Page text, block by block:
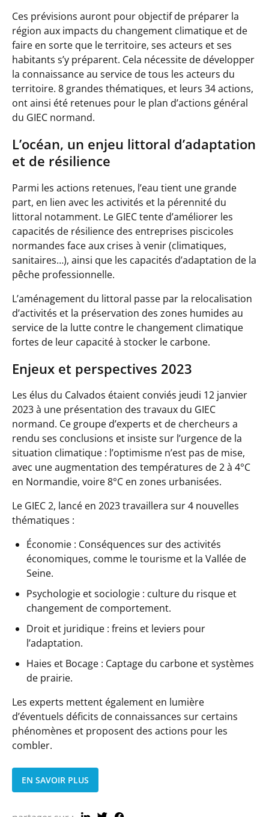
Ces prévisions auront pour objectif de préparer la
région aux impacts du changement climatique et de
faire en sorte que le territoire, ses acteurs et ses
habitants s’y préparent. Cela nécessite de développer
la connaissance au service de tous les acteurs du
territoire. 8 grandes thématiques, et leurs 34 actions,
ont ainsi été retenues pour le plan d’actions général
du GIEC normand.
L’océan, un enjeu littoral d’adaptation
et de résilience
Parmi les actions retenues, l’eau tient une grande
part, en lien avec les activités et la pérennité du
littoral notamment. Le GIEC tente d’améliorer les
capacités de résilience des entreprises piscicoles
normandes face aux crises à venir (climatiques,
sanitaires…), ainsi que les capacités d’adaptation de la
pêche professionnelle.
L’aménagement du littoral passe par la relocalisation
d’activités et la préservation des zones humides au
service de la lutte contre le changement climatique
fortes de leur capacité à stocker le carbone.
Enjeux et perspectives 2023
Les élus du Calvados étaient conviés jeudi 12 janvier
2023 à une présentation des travaux du GIEC
normand. Ce groupe d’experts et de chercheurs a
rendu ses conclusions et insiste sur l’urgence de la
situation climatique : l’optimisme n’est pas de mise,
avec une augmentation des températures de 2 à 4°C
en Normandie, voire 8°C en zones urbanisées.
Le GIEC 2, lancé en 2023 travaillera sur 4 nouvelles
thématiques :
Économie : Conséquences sur des activités
économiques, comme le tourisme et la Vallée de
Seine.
Psychologie et sociologie : culture du risque et
changement de comportement.
Droit et juridique : freins et leviers pour
l’adaptation.
Haies et Bocage : Captage du carbone et systèmes
de prairie.
Les experts mettent également en lumière
d’éventuels déficits de connaissances sur certains
phénomènes et proposent des actions pour les
combler.
EN SAVOIR PLUS